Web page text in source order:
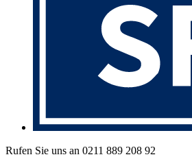
Rufen Sie uns an 0211 889 208 92